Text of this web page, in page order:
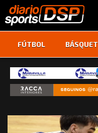
FÚTBOL BÁSQUET